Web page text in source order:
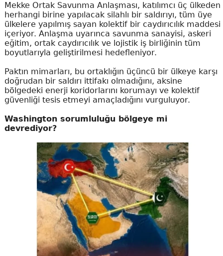
Mekke Ortak Savunma Anlaşması, katılımcı üç ülkeden
herhangi birine yapılacak silahlı bir saldırıyı, tüm üye
ülkelere yapılmış sayan kolektif bir caydırıcılık maddesi
içeriyor. Anlaşma uyarınca savunma sanayisi, askeri
eğitim, ortak caydırıcılık ve lojistik iş birliğinin tüm
boyutlarıyla geliştirilmesi hedefleniyor.
Paktın mimarları, bu ortaklığın üçüncü bir ülkeye karşı
doğrudan bir saldırı ittifakı olmadığını, aksine
bölgedeki enerji koridorlarını korumayı ve kolektif
güvenliği tesis etmeyi amaçladığını vurguluyor.
Washington sorumluluğu bölgeye mi
devrediyor?